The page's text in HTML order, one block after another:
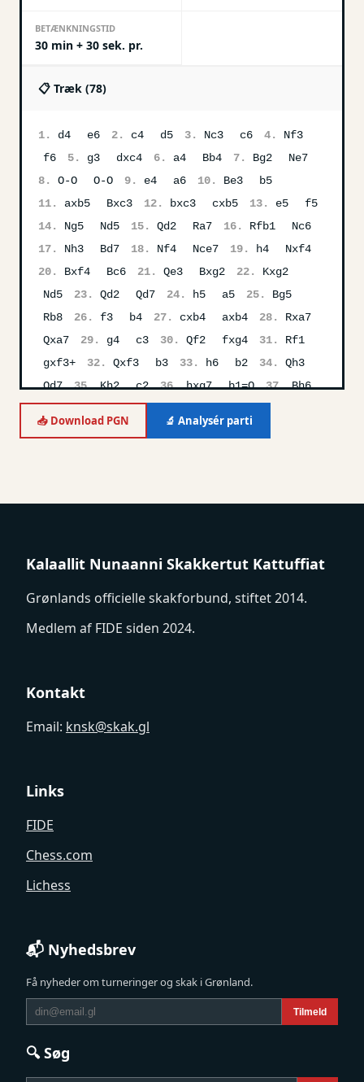
BETÆNKNINGSTID
30 min + 30 sek. pr.
📋 Træk (78)
1. d4 e6 2. c4 d5 3. Nc3 c6 4.
Nf3
f6
5. g3 dxc4 6. a4 Bb4 7. Bg2
Ne7
8.
O-O O-O 9. e4 a6 10. Be3
b5
11.
axb5 Bxc3 12. bxc3 cxb5 13. e5
f5
14.
Ng5 Nd5 15. Qd2 Ra7 16. Rfb1
Nc6
17.
Nh3 Bd7 18. Nf4 Nce7 19. h4
Nxf4
20.
Bxf4 Bc6 21. Qe3 Bxg2 22.
Kxg2
Nd5
23. Qd2 Qd7 24. h5 a5 25.
Bg5
Rb8
26. f3 b4 27. cxb4 axb4 28.
Rxa7
Qxa7
29. g4 c3 30. Qf2 fxg4 31.
Rf1
gxf3+
32. Qxf3 b3 33. h6 b2 34.
Qh3
Qd7
35. Kh2 c2 36. hxg7 b1=Q 37. Bh6
Qxf1
38. Qxf1
📥 Download PGN 🔬 Analysér parti
Kalaallit Nunaanni Skakkertut Kattuffiat
Grønlands officielle skakforbund, stiftet 2014.
Medlem af FIDE siden 2024.
Kontakt
Email: knsk@skak.gl
Links
FIDE
Chess.com
Lichess
📬 Nyhedsbrev
Få nyheder om turneringer og skak i Grønland.
Tilmeld
🔍 Søg